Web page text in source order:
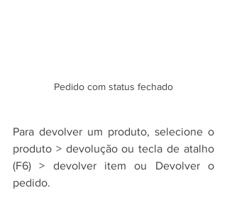
Pedido com status fechado
Para devolver um produto, selecione o
produto > devolução ou tecla de atalho
(F6) > devolver item ou Devolver o
pedido.